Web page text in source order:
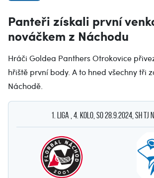
Panteři získali první
nováčkem z Náchodu
Hráči Goldea Panthers Otrokovice
hřiště první body. A to hned všechny tři
Náchodě.
1. Liga , 4. kolo, so 28.9.2024, SH TJ